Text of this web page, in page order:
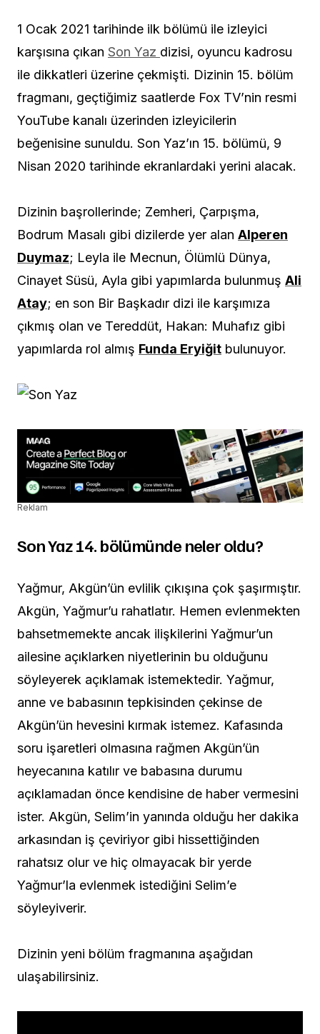
1 Ocak 2021 tarihinde ilk bölümü ile izleyici
karşısına çıkan Son Yaz dizisi, oyuncu kadrosu
ile dikkatleri üzerine çekmişti. Dizinin 15. bölüm
fragmanı, geçtiğimiz saatlerde Fox TV’nin resmi
YouTube kanalı üzerinden izleyicilerin
beğenisine sunuldu. Son Yaz’ın 15. bölümü, 9
Nisan 2020 tarihinde ekranlardaki yerini alacak.
Dizinin başrollerinde; Zemheri, Çarpışma,
Bodrum Masalı gibi dizilerde yer alan Alperen
Duymaz; Leyla ile Mecnun, Ölümlü Dünya,
Cinayet Süsü, Ayla gibi yapımlarda bulunmuş Ali
Atay; en son Bir Başkadır dizi ile karşımıza
çıkmış olan ve Tereddüt, Hakan: Muhafız gibi
yapımlarda rol almış Funda Eryiğit bulunuyor.
Reklam
Son Yaz 14. bölümünde neler oldu?
Yağmur, Akgün’ün evlilik çıkışına çok şaşırmıştır.
Akgün, Yağmur’u rahatlatır. Hemen evlenmekten
bahsetmemekte ancak ilişkilerini Yağmur’un
ailesine açıklarken niyetlerinin bu olduğunu
söyleyerek açıklamak istemektedir. Yağmur,
anne ve babasının tepkisinden çekinse de
Akgün’ün hevesini kırmak istemez. Kafasında
soru işaretleri olmasına rağmen Akgün’ün
heyecanına katılır ve babasına durumu
açıklamadan önce kendisine de haber vermesini
ister. Akgün, Selim’in yanında olduğu her dakika
arkasından iş çeviriyor gibi hissettiğinden
rahatsız olur ve hiç olmayacak bir yerde
Yağmur’la evlenmek istediğini Selim’e
söyleyiverir.
Dizinin yeni bölüm fragmanına aşağıdan
ulaşabilirsiniz.